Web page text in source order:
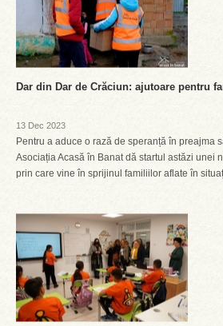
Dar din Dar de Crăciun: ajutoare pentru
13 Dec 2023
Pentru a aduce o rază de speranță în preajma
Asociația Acasă în Banat dă startul astăzi unei
prin care vine în sprijinul familiilor aflate în